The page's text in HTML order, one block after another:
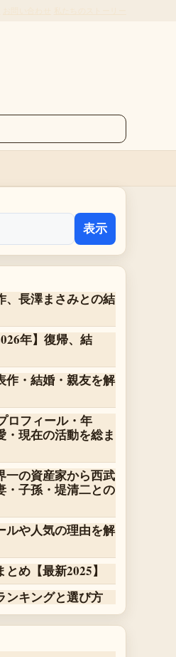
表示
、長澤まさみとの結
年】復帰、結
作・結婚・親友を解
ロフィール・年
現在の活動を総ま
一の資産家から西武
・子孫・堤清二との
ルや人気の理由を解
め【最新2025】
ンキングと選び方